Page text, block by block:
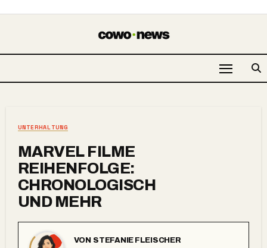
UNTERHALTUNG
MARVEL FILME
REIHENFOLGE:
CHRONOLOGISCH
UND MEHR
VON STEFANIE FLEISCHER